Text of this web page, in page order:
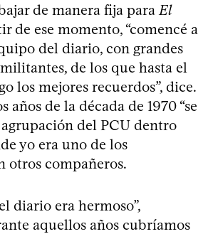
de manera fija para El
de ese momento, “comencé a
del diario, con grandes
de los que hasta el
los mejores recuerdos”, dice.
años de la década de 1970 “se
del PCU dentro
yo era uno de los
otros compañeros.
diario era hermoso”,
aquellos años cubríamos